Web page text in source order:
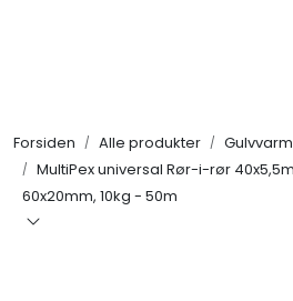
Forsiden Alle produkter
MultiPex universal Rør-i-rør
60x20mm, 10kg - 50m
KAMPANJER
Kontakt Oss